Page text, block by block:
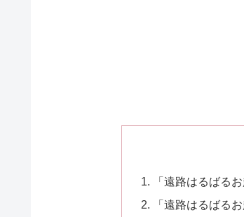
「遠路はるばる
「遠路はるばる